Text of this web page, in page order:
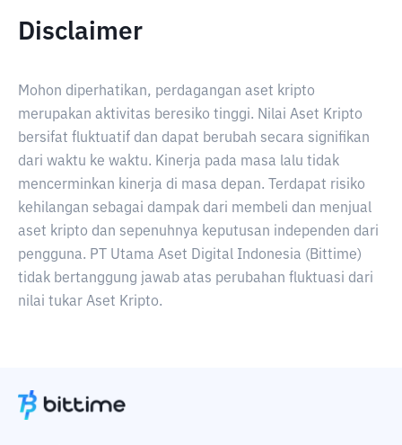
Disclaimer
Mohon diperhatikan, perdagangan aset kripto
merupakan aktivitas beresiko tinggi. Nilai Aset Kripto
bersifat fluktuatif dan dapat berubah secara signifikan
dari waktu ke waktu. Kinerja pada masa lalu tidak
mencerminkan kinerja di masa depan. Terdapat risiko
kehilangan sebagai dampak dari membeli dan menjual
aset kripto dan sepenuhnya keputusan independen dari
pengguna. PT Utama Aset Digital Indonesia (Bittime)
tidak bertanggung jawab atas perubahan fluktuasi dari
nilai tukar Aset Kripto.